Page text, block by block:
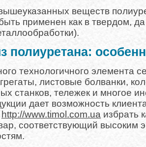
веществ
применен как в твердом,
полиуретана:
технологичного элемента
листовые болванки,
станков, тележек и многое
дает возможность
http://www.timol.com.ua избрать
соответствующий высоким